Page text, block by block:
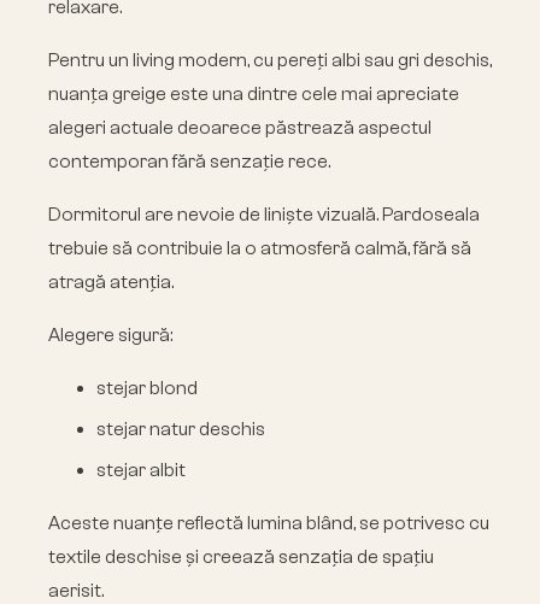
relaxare.
Pentru un living modern, cu pereți albi sau gri deschis,
nuanța greige este una dintre cele mai apreciate
alegeri actuale deoarece păstrează aspectul
contemporan fără senzație rece.
Dormitorul are nevoie de liniște vizuală. Pardoseala
trebuie să contribuie la o atmosferă calmă, fără să
atragă atenția.
Alegere sigură:
stejar blond
stejar natur deschis
stejar albit
Aceste nuanțe reflectă lumina blând, se potrivesc cu
textile deschise și creează senzația de spațiu
aerisit.